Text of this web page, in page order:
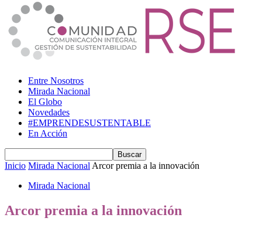
Entre Nosotros
Mirada Nacional
El Globo
Novedades
#EMPRENDESUSTENTABLE
En Acción
Inicio Mirada Nacional Arcor premia a la innovación
Mirada Nacional
Arcor premia a la innovación